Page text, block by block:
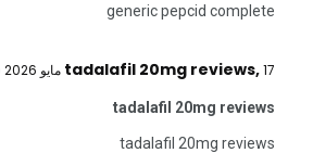
generic pepcid complete
tadalafil 20mg reviews,17 مايو 2026 @ 9:47 م
tadalafil 20mg reviews
tadalafil 20mg reviews